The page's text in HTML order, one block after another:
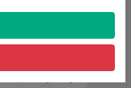
اقتراحات أو
سجلوا و كونوا على